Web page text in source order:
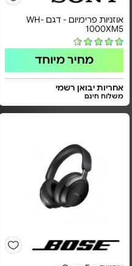
אוזניות פרימיום - דגם WH-
1000XM5
מחיר מיוחד
אחריות יבואן רשמי
משלוח חינם